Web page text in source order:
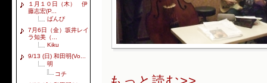
１月１０日（木） 伊
藤志宏(P...
ばんび
7月6日（金）坂井レイ
ラ知美（...
Kiku
9/13 (日) 和田明(Vo...
明
コチ